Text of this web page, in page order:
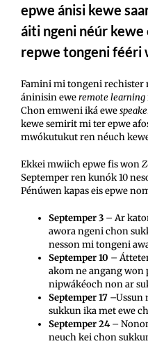
epwe ánisi kewe
áiti ngeni néúr
repwe tongeni fééri
Famini mi tongeni rechister
áninisin eweremotelearning
Chon emweni iká ewe
kewe semirit mi ter epwe
mwókutukut ren néuch
Ekkei mwiich epwe fis won
Septemper ren kunók 10
Pénúwen kapas eis epwe
Septemper 3– Ar
awora ngeni chon
nesson mi tongeni
Septemper 10 –
akom ne angang won
nipwákéoch non ar
Septemper 17–Ussun
sukkun ika met ewe
Septemper 24–
neuch kei chon